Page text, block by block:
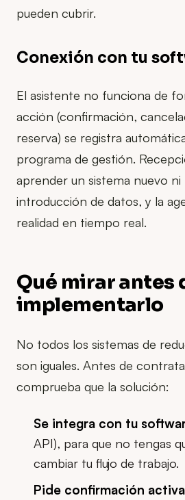
pueden cubrir.
Conexión con tu
El asistente no funciona de
acción (confirmación,
reserva) se registra
programa de gestión.
aprender un sistema nuevo
introducción de datos, y la
realidad en tiempo real.
Qué mirar antes
implementarlo
No todos los sistemas de
son iguales. Antes de
comprueba que la solución:
Se integra con tu
API), para que no tengas
cambiar tu flujo de trabajo.
Pide confirmación activa